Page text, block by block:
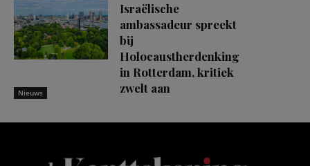
Nieuws
Israëlische
ambassadeur spreekt
bij
Holocaustherdenking
in Rotterdam, kritiek
zwelt aan